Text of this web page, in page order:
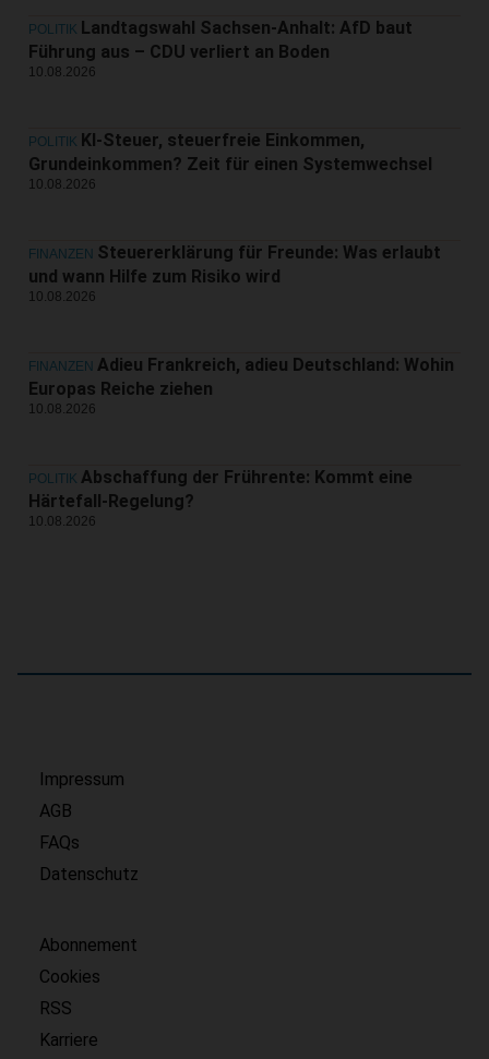
POLITIK Landtagswahl Sachsen-Anhalt: AfD baut
Führung aus – CDU verliert an Boden
10.08.2026
POLITIK KI-Steuer, steuerfreie Einkommen,
Grundeinkommen? Zeit für einen Systemwechsel
10.08.2026
FINANZEN Steuererklärung für Freunde: Was erlaubt
und wann Hilfe zum Risiko wird
10.08.2026
FINANZEN Adieu Frankreich, adieu Deutschland: Wohin
Europas Reiche ziehen
10.08.2026
POLITIK Abschaffung der Frührente: Kommt eine
Härtefall-Regelung?
10.08.2026
Impressum
AGB
FAQs
Datenschutz
Abonnement
Cookies
RSS
Karriere